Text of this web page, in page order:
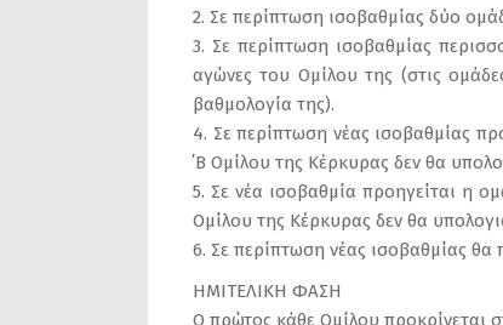
2. Σε περίπτωση ισοβαθμίας δύο
3. Σε περίπτωση ισοβαθμίας
αγώνες του Ομίλου της (στις
βαθμολογία της).
4. Σε περίπτωση νέας ισοβαθμίας
΄Β Ομίλου της Κέρκυρας δεν θα
5. Σε νέα ισοβαθμία προηγείται η
Ομίλου της Κέρκυρας δεν θα
6. Σε περίπτωση νέας ισοβαθμίας
ΗΜΙΤΕΛΙΚΗ ΦΑΣΗ
Ο πρώτος κάθε Ομίλου προκρίνεται